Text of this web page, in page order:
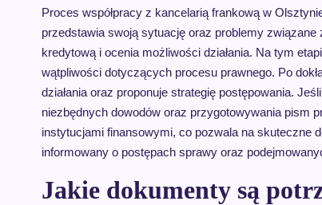
Proces współpracy z kancelarią frankową w
przedstawia swoją sytuację oraz problemy
kredytową i ocenia możliwości działania. Na tym
wątpliwości dotyczących procesu prawnego. Po
działania oraz proponuje strategię postępowania.
niezbędnych dowodów oraz przygotowywania pism
instytucjami finansowymi, co pozwala na skuteczne
informowany o postępach sprawy oraz
Jakie dokumenty są